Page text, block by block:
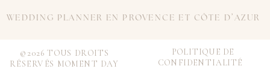
WEDDING PLANNER EN PROVENCE ET CÔTE D’AZUR
POLITIQUE DE
CONFIDENTIALITÉ
©2026 TOUS DROITS
RÉSERVÉS MOMENT DAY